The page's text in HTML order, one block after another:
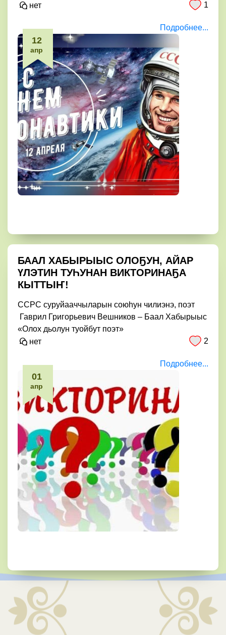
12
апр
нет 1
Подробнее...
01
апр
БААЛ ХАБЫРЫЫС ОЛОҔУН, АЙАР
ҮЛЭТИН ТУҺУНАН ВИКТОРИНАҔА
КЫТТЫҤ!
ССРС суруйааччыларын союһун чилиэнэ, поэт
Гаврил Григорьевич Вешников – Баал Хабырыыс
«Олох дьолун туойбут поэт»
нет
2
Подробнее...